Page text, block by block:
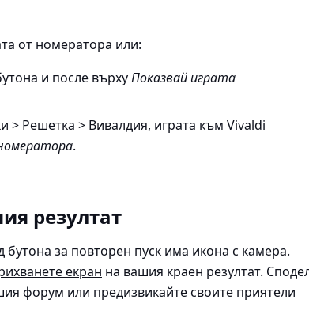
от номератора или:
и после върхуПоказвай играта
> Решетка > Вивалдия, играта към Vivaldi
.
резултат
за повторен пуск има икона с камера.
екран на вашия краен резултат.
форум или предизвикайте своите приятели